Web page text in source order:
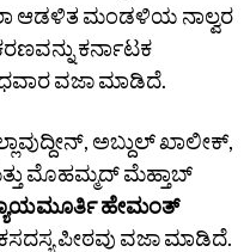
ಆಡಳಿತ ಮಂಡಳಿಯ ನಾಲ್ವರ
ಕರ್ನಾಟಕ
ವಜಾ ಮಾಡಿದೆ.
ಅಬ್ದುಲ್‌ ಖಾಲೀಕ್‌,
ಮೊಹಮ್ಮದ್‌ ಮೆಹ್ತಾಬ್‌
ಹೇಮಂತ್‌
ಪೀಠವು ವಜಾ ಮಾಡಿದೆ.